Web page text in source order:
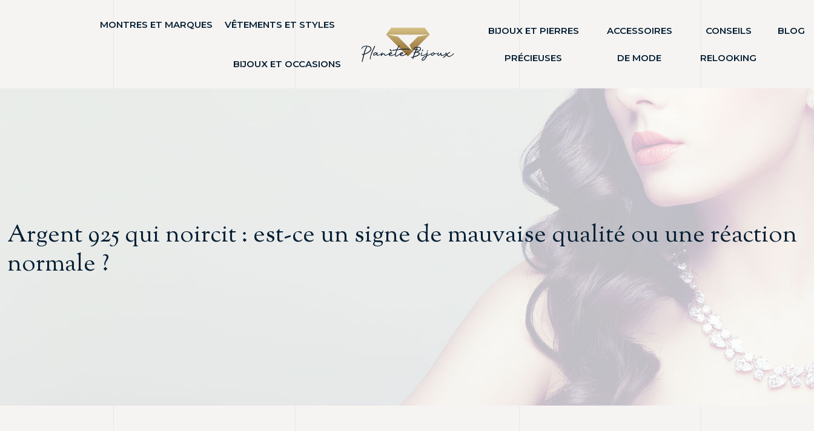
VÊTEMENTS ET STYLES
MONTRES ET MARQUES
BIJOUX ET OCCASIONS
BIJOUX ET PIERRES
PRÉCIEUSES
ACCESSOIRES
DE MODE
CONSEILS
RELOOKING
BLOG
Argent 925 qui noircit : est-ce un signe de mauvaise qualité ou une réaction
normale ?